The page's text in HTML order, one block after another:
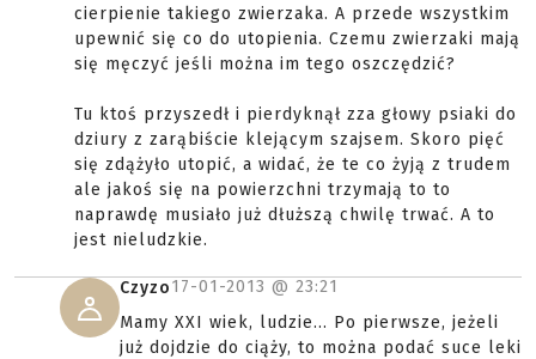
cierpienie takiego zwierzaka. A przede wszystkim
upewnić się co do utopienia. Czemu zwierzaki mają
się męczyć jeśli można im tego oszczędzić?
Tu ktoś przyszedł i pierdyknął zza głowy psiaki do
dziury z zarąbiście klejącym szajsem. Skoro pięć
się zdążyło utopić, a widać, że te co żyją z trudem
ale jakoś się na powierzchni trzymają to to
naprawdę musiało już dłuższą chwilę trwać. A to
jest nieludzkie.
Czyzo17-01-2013 @ 23:21
Mamy XXI wiek, ludzie... Po pierwsze, jeżeli
już dojdzie do ciąży, to można podać suce leki